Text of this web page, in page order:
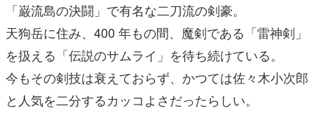
「巌流島の決闘」で有名な⼆⼑流の剣豪。
天狗岳に住み、400 年もの間、魔剣である「雷神剣」
を扱える「伝説のサムライ」を待ち続けている。
今もその剣技は衰えておらず、かつては佐々⽊⼩次郎
と⼈気を⼆分するカッコよさだったらしい。